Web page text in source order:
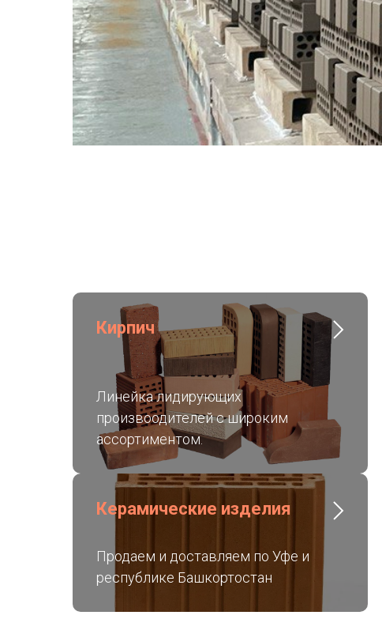
Кирпич
Линейка лидирующих
произвоодителей с широким
ассортиментом.
Керамические изделия
Продаем и доставляем по Уфе и
республике Башкортостан